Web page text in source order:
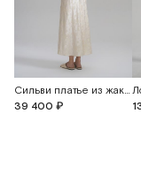
Сильви платье из жаккардового шелка с открытой спиной
39 400 ₽